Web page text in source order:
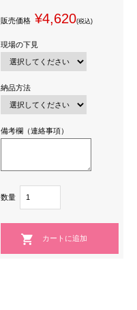
販売価格 ¥4,620(税込)
現場の下見
納品方法
備考欄（連絡事項）
数量